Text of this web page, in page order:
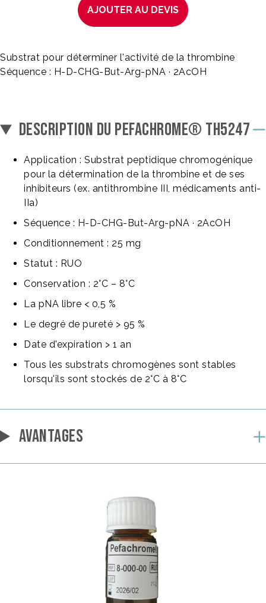
AJOUTER AU DEVIS
Substrat pour déterminer l'activité de la thrombine
Séquence : H-D-CHG-But-Arg-pNA · 2AcOH
DESCRIPTION DU PEFACHROME® TH5247
Application : Substrat peptidique chromogénique
pour la détermination de la thrombine et de ses
inhibiteurs (ex. antithrombine III, médicaments anti-
IIa)
Séquence : H-D-CHG-But-Arg-pNA · 2AcOH
Conditionnement : 25 mg
Statut : RUO
Conservation : 2°C – 8°C
La pNA libre < 0,5 %
Le degré de pureté > 95 %
Date d'expiration > 1 an
Tous les substrats chromogènes sont stables
lorsqu'ils sont stockés de 2°C à 8°C
AVANTAGES